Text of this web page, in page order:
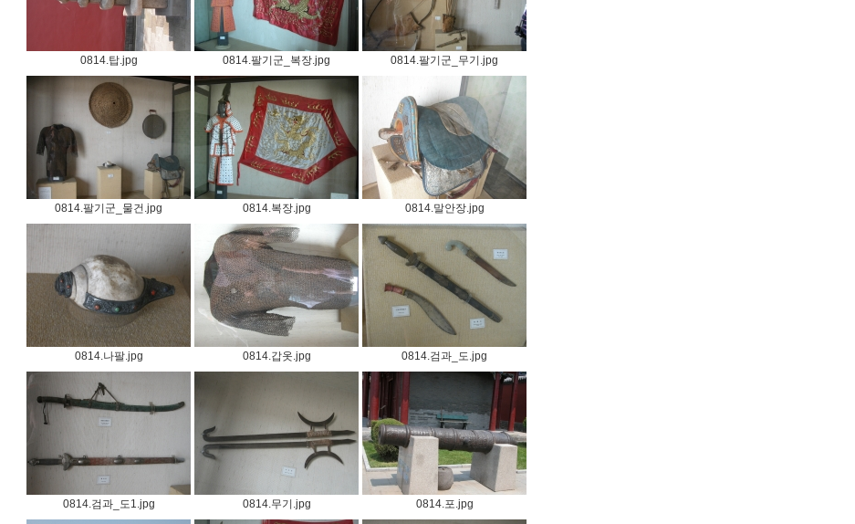
0814.탑.jpg 0814.팔기군_복장.jpg 0814.팔기군_무기.jpg
0814.팔기군_물건.jpg 0814.복장.jpg 0814.말안장.jpg
0814.나팔.jpg 0814.갑옷.jpg 0814.검과_도.jpg
0814.검과_도1.jpg 0814.무기.jpg 0814.포.jpg